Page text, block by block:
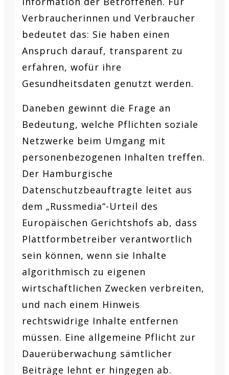
Verbraucherinnen und Verbraucher
bedeutet das: Sie haben einen
Anspruch darauf, transparent zu
erfahren, wofür ihre
Gesundheitsdaten genutzt werden.
Daneben gewinnt die Frage an
Bedeutung, welche Pflichten soziale
Netzwerke beim Umgang mit
personenbezogenen Inhalten treffen.
Der Hamburgische
Datenschutzbeauftragte leitet aus
dem „Russmedia“-Urteil des
Europäischen Gerichtshofs ab, dass
Plattformbetreiber verantwortlich
sein können, wenn sie Inhalte
algorithmisch zu eigenen
wirtschaftlichen Zwecken verbreiten,
und nach einem Hinweis
rechtswidrige Inhalte entfernen
müssen. Eine allgemeine Pflicht zur
Dauerüberwachung sämtlicher
Beiträge lehnt er hingegen ab.